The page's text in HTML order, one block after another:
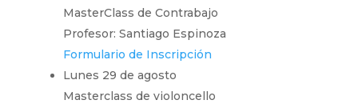
MasterClass de Contrabajo
Profesor: Santiago Espinoza
Formulario de Inscripción
Lunes 29 de agosto
Masterclass de violoncello